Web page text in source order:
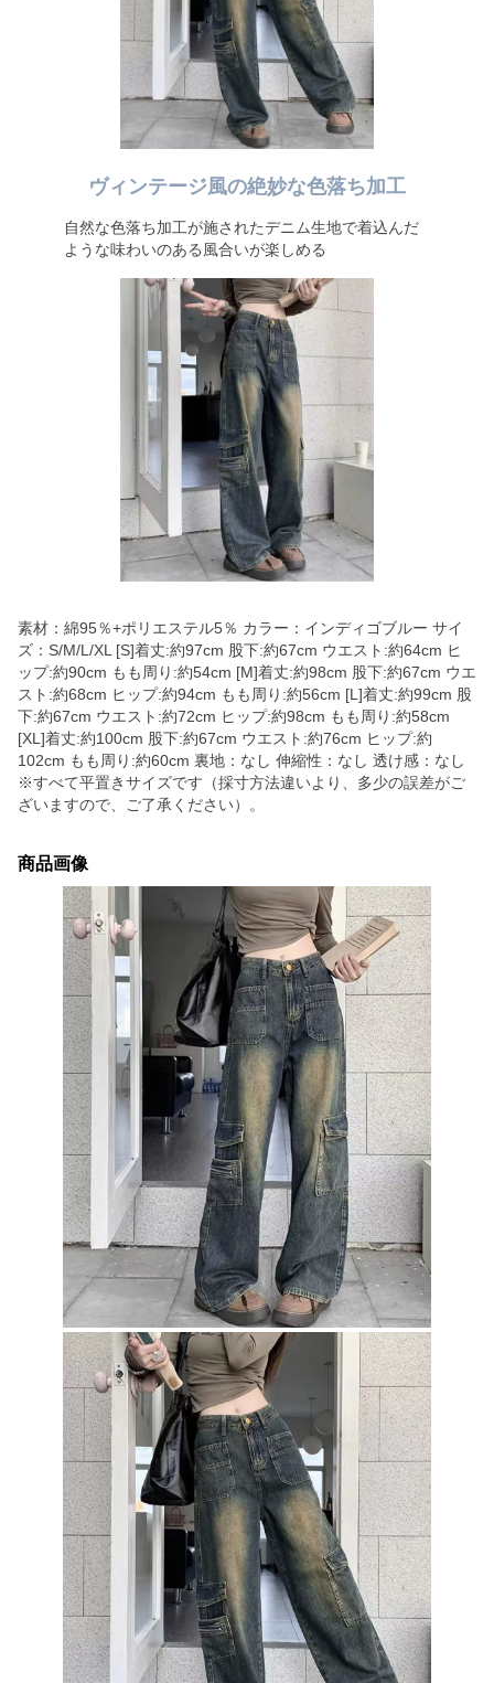
ヴィンテージ風の絶妙な色落ち加工
自然な色落ち加工が施されたデニム生地で着込んだ
ような味わいのある風合いが楽しめる
素材：綿95％+ポリエステル5％ カラー：インディゴブルー サイ
ズ：S/M/L/XL [S]着丈:約97cm 股下:約67cm ウエスト:約64cm ヒ
ップ:約90cm もも周り:約54cm [M]着丈:約98cm 股下:約67cm ウエ
スト:約68cm ヒップ:約94cm もも周り:約56cm [L]着丈:約99cm 股
下:約67cm ウエスト:約72cm ヒップ:約98cm もも周り:約58cm
[XL]着丈:約100cm 股下:約67cm ウエスト:約76cm ヒップ:約
102cm もも周り:約60cm 裏地：なし 伸縮性：なし 透け感：なし
※すべて平置きサイズです（採寸方法違いより、多少の誤差がご
ざいますので、ご了承ください）。
商品画像